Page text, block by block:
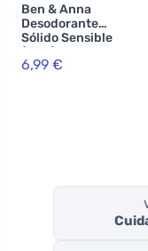
Ben & Anna
Desodorante
Sólido Sensible
(40 g) - Flor de
Cerezo - sin
6,99 €